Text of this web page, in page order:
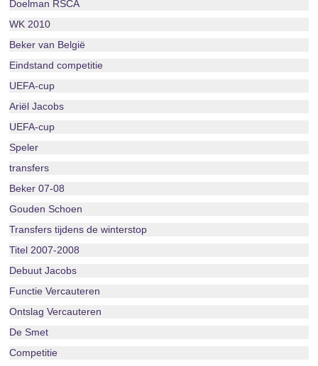
Doelman RSCA
WK 2010
Beker van België
Eindstand competitie
UEFA-cup
Ariël Jacobs
UEFA-cup
Speler
transfers
Beker 07-08
Gouden Schoen
Transfers tijdens de winterstop
Titel 2007-2008
Debuut Jacobs
Functie Vercauteren
Ontslag Vercauteren
De Smet
Competitie